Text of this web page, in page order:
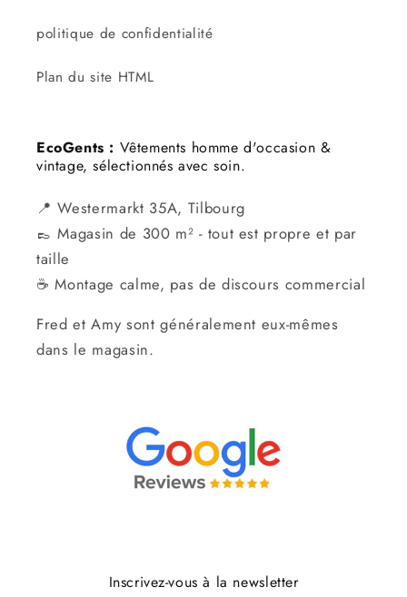
politique de confidentialité
Plan du site HTML
EcoGents : Vêtements homme d'occasion &
vintage, sélectionnés avec soin.
📍 Westermarkt 35A, Tilbourg
👞 Magasin de 300 m² - tout est propre et par
taille
☕ Montage calme, pas de discours commercial
Fred et Amy sont généralement eux-mêmes
dans le magasin.
Inscrivez-vous à la newsletter